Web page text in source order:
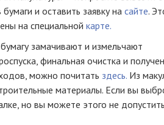
и оставить заявку на сайте.
на специальной карте.
замачивают и измельчают
финальная очистка и
можно почитать здесь. Из
материалы. Если вы
но вы можете этого не